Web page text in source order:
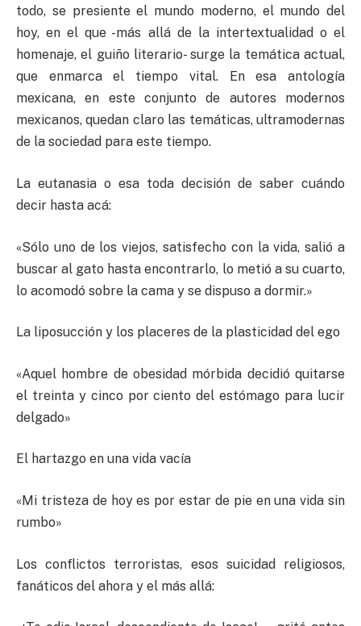
todo, se presiente el mundo moderno, el mundo del
hoy, en el que -más allá de la intertextualidad o el
homenaje, el guiño literario- surge la temática actual,
que enmarca el tiempo vital. En esa antología
mexicana, en este conjunto de autores modernos
mexicanos, quedan claro las temáticas, ultramodernas
de la sociedad para este tiempo.
La eutanasia o esa toda decisión de saber cuándo
decir hasta acá:
«Sólo uno de los viejos, satisfecho con la vida, salió a
buscar al gato hasta encontrarlo, lo metió a su cuarto,
lo acomodó sobre la cama y se dispuso a dormir.»
La liposucción y los placeres de la plasticidad del ego
«Aquel hombre de obesidad mórbida decidió quitarse
el treinta y cinco por ciento del estómago para lucir
delgado»
El hartazgo en una vida vacía
«Mi tristeza de hoy es por estar de pie en una vida sin
rumbo»
Los conflictos terroristas, esos suicidad religiosos,
fanáticos del ahora y el más allá: